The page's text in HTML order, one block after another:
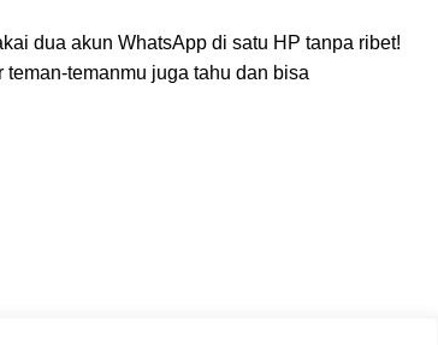
dua akun WhatsApp di satu HP tanpa ribet!
temanmu juga tahu dan bisa